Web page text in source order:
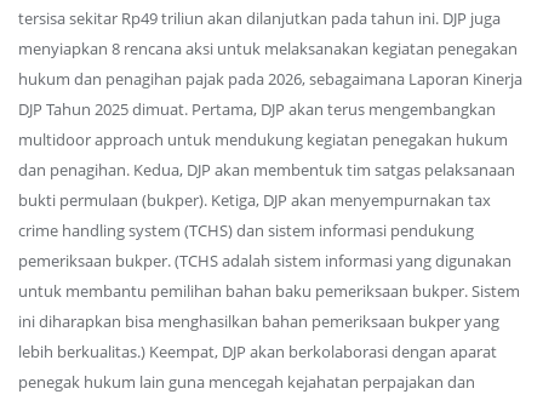
tersisa sekitar Rp49 triliun akan dilanjutkan pada tahun ini. DJP juga
menyiapkan 8 rencana aksi untuk melaksanakan kegiatan penegakan
hukum dan penagihan pajak pada 2026, sebagaimana Laporan Kinerja
DJP Tahun 2025 dimuat. Pertama, DJP akan terus mengembangkan
multidoor approach untuk mendukung kegiatan penegakan hukum
dan penagihan. Kedua, DJP akan membentuk tim satgas pelaksanaan
bukti permulaan (bukper). Ketiga, DJP akan menyempurnakan tax
crime handling system (TCHS) dan sistem informasi pendukung
pemeriksaan bukper. (TCHS adalah sistem informasi yang digunakan
untuk membantu pemilihan bahan baku pemeriksaan bukper. Sistem
ini diharapkan bisa menghasilkan bahan pemeriksaan bukper yang
lebih berkualitas.) Keempat, DJP akan berkolaborasi dengan aparat
penegak hukum lain guna mencegah kejahatan perpajakan dan